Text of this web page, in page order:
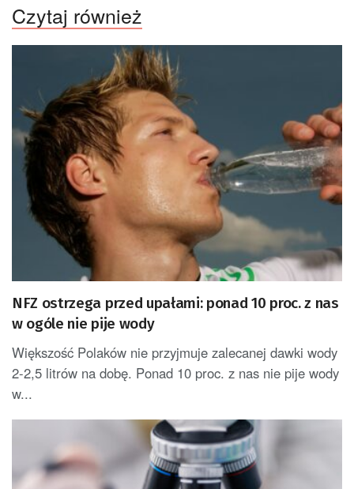
Czytaj również
NFZ ostrzega przed upałami: ponad 10 proc. z nas
w ogóle nie pije wody
Większość Polaków nie przyjmuje zalecanej dawki wody
2-2,5 litrów na dobę. Ponad 10 proc. z nas nie pije wody
w...